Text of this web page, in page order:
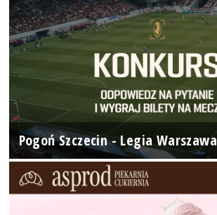
Pogoń Szczecin - Legia Warszawa